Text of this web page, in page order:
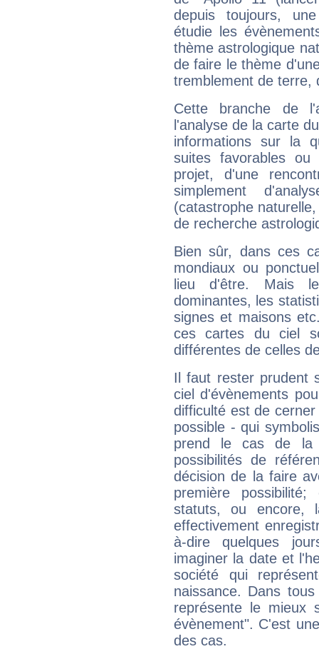
depuis toujours,
étudie les
thème astrologique
de faire le thème
tremblement de terre,
Cette branche de
l'analyse de la carte
informations sur la
suites favorables
projet, d'une
simplement
(catastrophe
de recherche
Bien sûr, dans ces
mondiaux ou
lieu d'être. Mais
dominantes, les
signes et maisons
ces cartes du ciel
différentes de celles
Il faut rester prudent
ciel d'évènements
difficulté est de
possible - qui
prend le cas de la
possibilités de
décision de la faire
première
statuts, ou encore,
effectivement
à-dire quelques
imaginer la date et
société qui
naissance. Dans
représente le mieux
évènement". C'est
des cas.